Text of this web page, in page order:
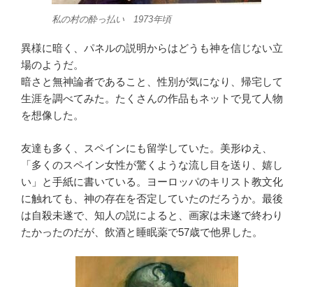
私の村の酔っ払い 1973年頃
異様に暗く、パネルの説明からはどうも神を信じない立
場のようだ。
暗さと無神論者であること、性別が気になり、帰宅して
生涯を調べてみた。たくさんの作品もネットで見て人物
を想像した。
友達も多く、スペインにも留学していた。美形ゆえ、
「多くのスペイン女性が驚くような流し目を送り、嬉し
い」と手紙に書いている。ヨーロッパのキリスト教文化
に触れても、神の存在を否定していたのだろうか。最後
は自殺未遂で、知人の説によると、画家は未遂で終わり
たかったのだが、飲酒と睡眠薬で57歳で他界した。